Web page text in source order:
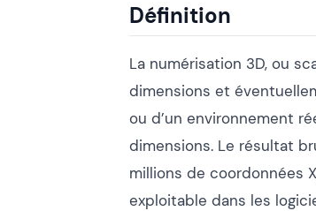
Définition
La numérisation 3D, ou
dimensions et
ou d’un environnement
dimensions. Le résultat
millions de coordonnées
exploitable dans les